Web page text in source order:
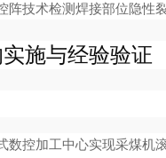
阵技术检测焊接部位隐性
施与经验验证
数控加工中心实现采煤机